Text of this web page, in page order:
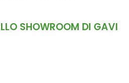
SHOWROOM DI GAVI